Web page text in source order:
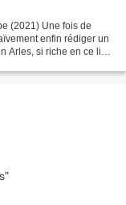
(2021) Une fois de
enfin rédiger un
Arles, si riche en ce lieu